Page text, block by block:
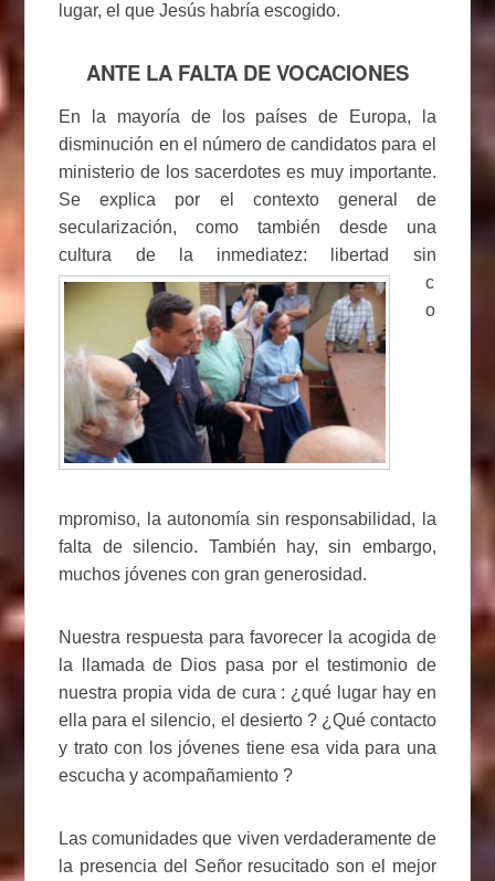
lugar, el que Jesús habría escogido.
ANTE LA FALTA DE VOCACIONES
En la mayoría de los países de Europa, la
disminución en el número de candidatos para el
ministerio de los sacerdotes es muy importante.
Se explica por el contexto general de
secularización, como también desde una
cultura de la inmediatez: libertad sin
c
o
mpromiso, la autonomía sin responsabilidad, la
falta de silencio. También hay, sin embargo,
muchos jóvenes con gran generosidad.
Nuestra respuesta para favorecer la acogida de
la llamada de Dios pasa por el testimonio de
nuestra propia vida de cura : ¿qué lugar hay en
ella para el silencio, el desierto ? ¿Qué contacto
y trato con los jóvenes tiene esa vida para una
escucha y acompañamiento ?
Las comunidades que viven verdaderamente de
la presencia del Señor resucitado son el mejor